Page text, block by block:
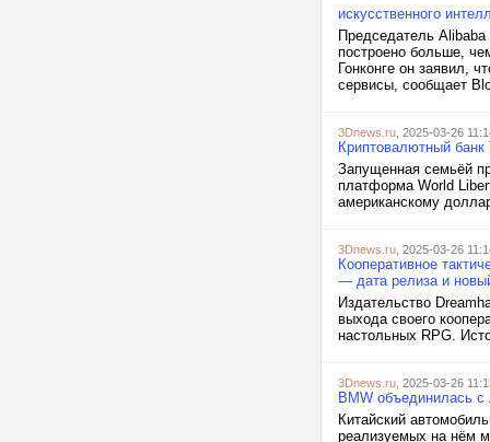
искусственного
Председатель
построено больше,
Гонконге он заявил,
сервисы, сообщает
3Dnews.ru , 2025-03-26
Криптовалютный банк
Запущенная семьёй
платформа World
американскому
3Dnews.ru , 2025-03-26
Кооперативное
— дата релиза и
Издательство
выхода своего
настольных RPG.
3Dnews.ru , 2025-03-26
BMW объединилась
Китайский
реализуемых на нём